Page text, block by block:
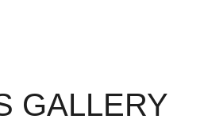
GALLERY